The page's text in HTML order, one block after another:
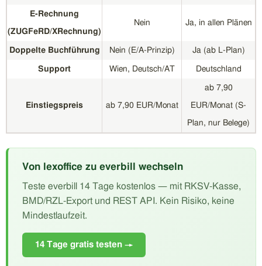
E-Rechnung
(ZUGFeRD/XRechnung)
Nein Ja, in allen Plänen
Doppelte Buchführung Nein (E/A-Prinzip) Ja (ab L-Plan)
Support Wien, Deutsch/AT Deutschland
Einstiegspreis ab 7,90 EUR/Monat
ab 7,90
EUR/Monat (S-
Plan, nur Belege)
Von lexoffice zu everbill wechseln
Teste everbill 14 Tage kostenlos — mit RKSV-Kasse,
BMD/RZL-Export und REST API. Kein Risiko, keine
Mindestlaufzeit.
14 Tage gratis testen →